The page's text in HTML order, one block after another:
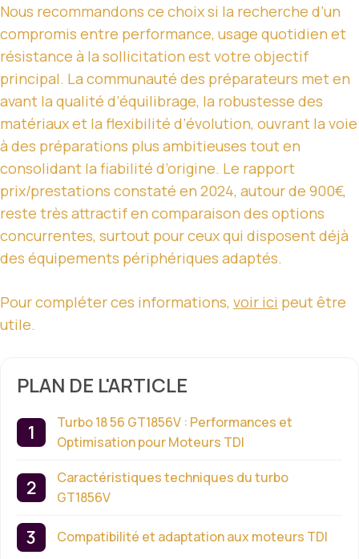
Nous recommandons ce choix si la recherche d’un
compromis entre performance, usage quotidien et
résistance à la sollicitation est votre objectif
principal. La communauté des préparateurs met en
avant la qualité d’équilibrage, la robustesse des
matériaux et la flexibilité d’évolution, ouvrant la voie
à des préparations plus ambitieuses tout en
consolidant la fiabilité d’origine. Le rapport
prix/prestations constaté en 2024, autour de 900€,
reste très attractif en comparaison des options
concurrentes, surtout pour ceux qui disposent déjà
des équipements périphériques adaptés.
Pour compléter ces informations, voir ici peut être
utile.
PLAN DE L'ARTICLE
Turbo 18 56 GT1856V : Performances et
Optimisation pour Moteurs TDI
Caractéristiques techniques du turbo
GT1856V
Compatibilité et adaptation aux moteurs TDI